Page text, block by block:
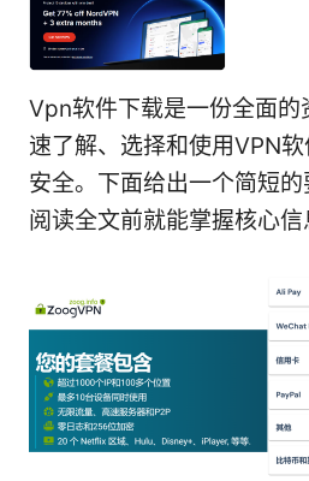
Vpn软件下载是一份全面的
速了解、选择和使用VPN
安全。下面给出一个简短
阅读全文前就能掌握核心信